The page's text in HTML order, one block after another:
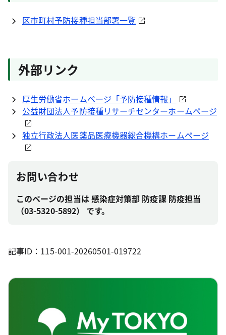
区市町村予防接種担当部署一覧
外部リンク
厚生労働省ホームページ「予防接種情報」
公益財団法人予防接種リサーチセンターホームページ
独立行政法人医薬品医療機器総合機構ホームページ
お問い合わせ
このページの担当は 感染症対策部 防疫課 防疫担当
（03-5320-5892） です。
記事ID：115-001-20260501-019722